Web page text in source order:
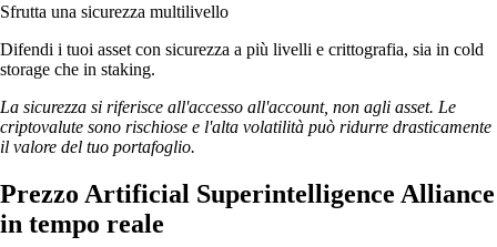
Sfrutta una sicurezza multilivello
Difendi i tuoi asset con sicurezza a più livelli e crittografia, sia in cold
storage che in staking.
La sicurezza si riferisce all'accesso all'account, non agli asset. Le
criptovalute sono rischiose e l'alta volatilità può ridurre drasticamente
il valore del tuo portafoglio.
Prezzo Artificial Superintelligence Alliance
in tempo reale